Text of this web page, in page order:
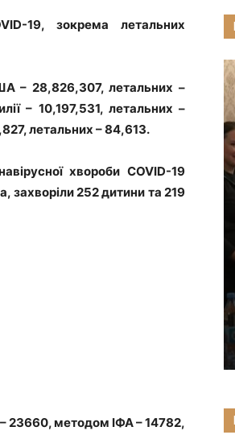
19, зокрема летальних
– 28,826,307, летальних –
– 10,197,531, летальних –
летальних – 84,613.
хвороби COVID-19
захворіли 252 дитини та 219
23660, методом ІФА – 14782,